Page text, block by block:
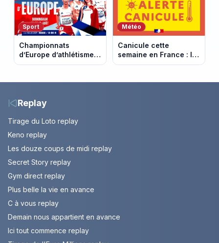
Sport
Championnats
d’Europe d’athlétisme
2026 : le programme
sur France Télévisions
Météo
Canicule cette
semaine en France : le
pic de chaleur attendu
Replay
Tirage du Loto replay
Keno replay
Les douze coups de midi replay
Secret Story replay
Gym direct replay
Plus belle la vie en avance
C à vous replay
Demain nous appartient en avance
Ici tout commence replay